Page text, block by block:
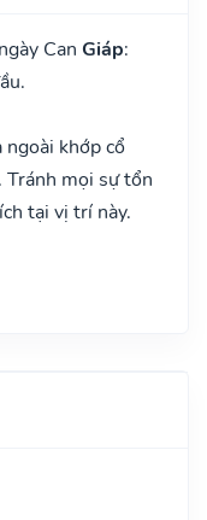
Can Giáp:
khớp cổ
Tránh mọi sự tổn
tại vị trí này.